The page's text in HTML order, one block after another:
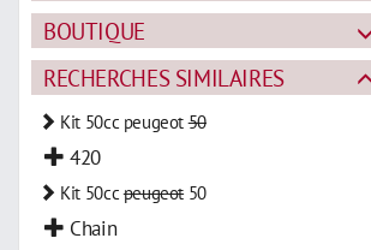
BOUTIQUE
RECHERCHES SIMILAIRES
Kit 50cc peugeot50
420
Kit 50ccpeugeot50
Chain